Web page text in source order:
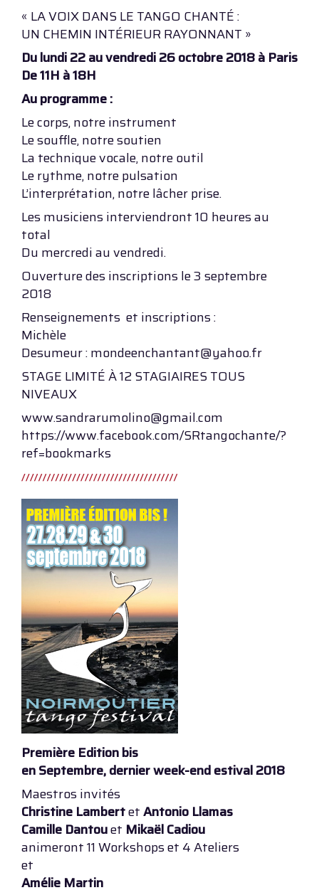
« LA VOIX DANS LE TANGO CHANTÉ :
UN CHEMIN INTÉRIEUR RAYONNANT »
Du lundi 22 au vendredi 26 octobre 2018 à Paris
De 11H à 18H
Au programme :
Le corps, notre instrument
Le souffle, notre soutien
La technique vocale, notre outil
Le rythme, notre pulsation
L’interprétation, notre lâcher prise.
Les musiciens interviendront 10 heures au
total
Du mercredi au vendredi.
Ouverture des inscriptions le 3 septembre
2018
Renseignements et inscriptions :
Michèle
Desumeur : mondeenchantant@yahoo.fr
STAGE LIMITÉ À 12 STAGIAIRES TOUS
NIVEAUX
www.sandrarumolino@gmail.com
https://www.facebook.com/SRtangochante/?
ref=bookmarks
Première Edition bis
en Septembre, dernier week-end estival 2018
Maestros invités
Christine LambertetAntonio Llamas
Camille Dantouet Mikaël Cadiou
animeront 11 Workshops et 4 Ateliers
et
Amélie Martin